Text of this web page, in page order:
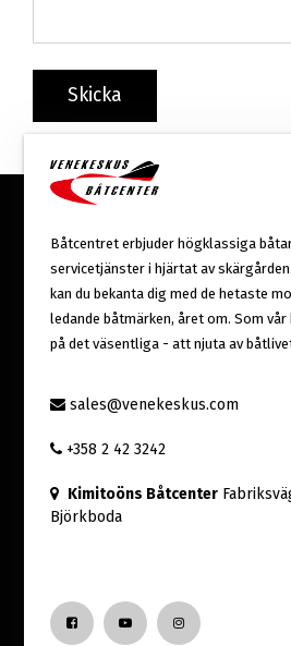
Skicka
Båtcentret erbjuder högklassiga
servicetjänster i hjärtat av
kan du bekanta dig med de hetaste
ledande båtmärken, året om. Som vår
på det väsentliga - att njuta av
sales@venekeskus.com
+358 2 42 3242
Kimitoöns Båtcenter
Björkboda